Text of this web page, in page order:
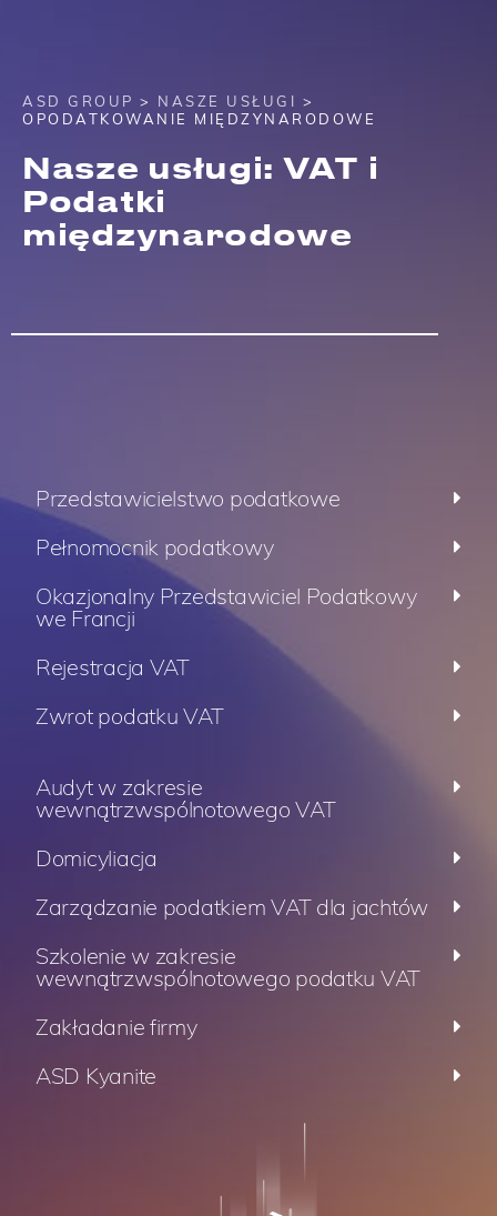
ASD GROUP > NASZE USŁUGI >
OPODATKOWANIE MIĘDZYNARODOWE
Nasze usługi: VAT i
Podatki
międzynarodowe
Przedstawicielstwo podatkowe
Pełnomocnik podatkowy
Okazjonalny Przedstawiciel Podatkowy
we Francji
Rejestracja VAT
Zwrot podatku VAT
Audyt w zakresie
wewnątrzwspólnotowego VAT
Domicyliacja
Zarządzanie podatkiem VAT dla jachtów
Szkolenie w zakresie
wewnątrzwspólnotowego podatku VAT
Zakładanie firmy
ASD Kyanite